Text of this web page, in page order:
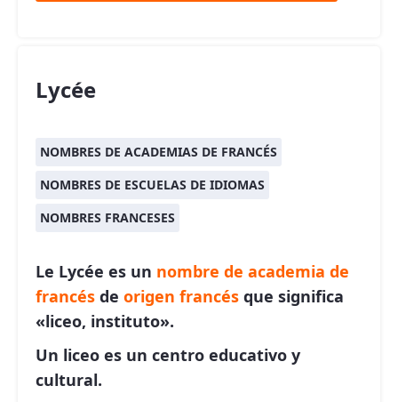
Lycée
NOMBRES DE ACADEMIAS DE FRANCÉS
NOMBRES DE ESCUELAS DE IDIOMAS
NOMBRES FRANCESES
Le Lycée es un nombre de academia de
francés de origen francés que significa
«liceo, instituto».
Un liceo es un centro educativo y
cultural.